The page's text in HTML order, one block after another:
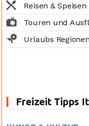
Reisen & Speisen
Touren und
Urlaubs Regionen
Freizeit Tipps